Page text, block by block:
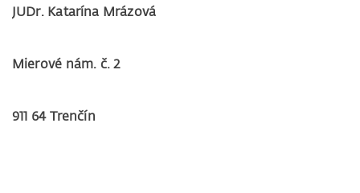
JUDr. Katarína Mrázová
Mierové nám. č. 2
911 64 Trenčín